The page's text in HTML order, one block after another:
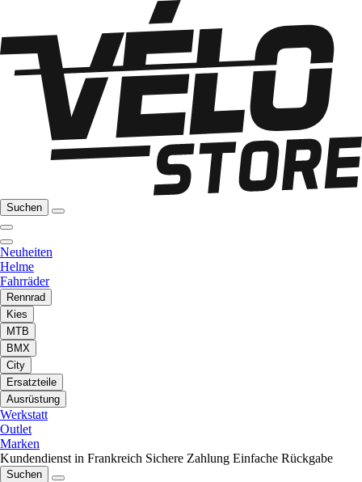
Suchen
Neuheiten
Helme
Fahrräder
Rennrad
Kies
MTB
BMX
City
Ersatzteile
Ausrüstung
Werkstatt
Outlet
Marken
Kundendienst in Frankreich Sichere Zahlung Einfache Rückgabe
Suchen